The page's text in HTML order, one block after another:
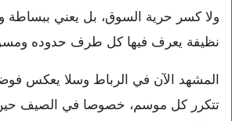
ولا كسر حرية السوق، بل يعني ببساطة
نظيفة يعرف فيها كل طرف حدوده
المشهد الآن في الرباط وسلا يعكس
تتكرر كل موسم، خصوصا في الصيف حين